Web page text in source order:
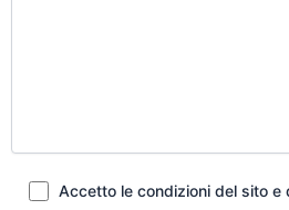
Accetto le condizioni del sito e